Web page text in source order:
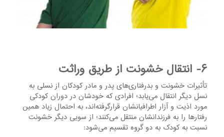
۶- انتقال خشونت از طریق وراثت
تأثیرات خشونت و بدرفتاری‌های پدر و مادر کودکان از نسلی به
نسل دیگر انتقال می‌یابد؛ افرادی که خودشان در دوران کودکی
مورد اذیت و آزار اطرافیانشان قرارگرفته‌اند، به ‌احتمال‌ زیاد همین
رفتارها را به فرزندانشان منتقل می‌کنند؛ از سویی دیگر خشونت
نسبت به کودک به دو گروه تقسیم می‌شود: